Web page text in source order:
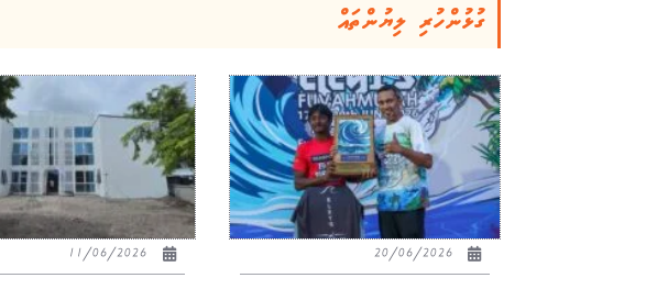
ގުޅުންހުރި ލިޔުންތައް
20/06/2026